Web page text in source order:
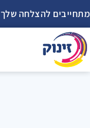
מתחייבים להצלחה שלך